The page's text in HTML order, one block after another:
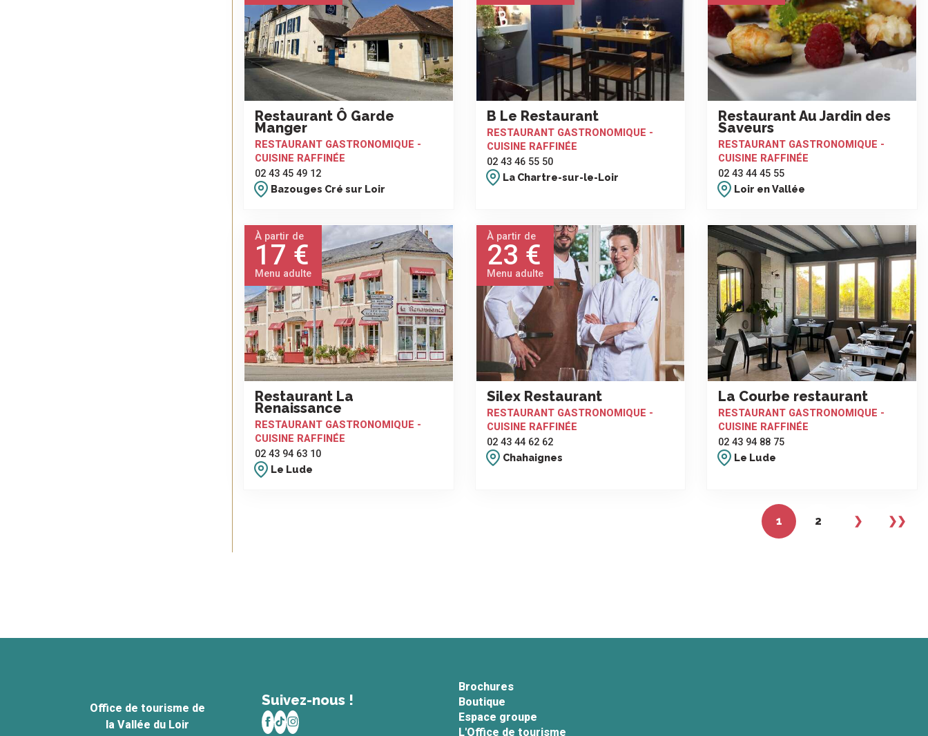
Restaurant Ô Garde
Manger
RESTAURANT GASTRONOMIQUE -
CUISINE RAFFINÉE
02 43 45 49 12
Bazouges Cré sur Loir
B Le Restaurant
RESTAURANT GASTRONOMIQUE -
CUISINE RAFFINÉE
02 43 46 55 50
La Chartre-sur-le-Loir
Restaurant Au Jardin des
Saveurs
RESTAURANT GASTRONOMIQUE -
CUISINE RAFFINÉE
02 43 44 45 55
Loir en Vallée
À partir de
17 €
Menu adulte
Restaurant La
Renaissance
RESTAURANT GASTRONOMIQUE -
CUISINE RAFFINÉE
02 43 94 63 10
Le Lude
À partir de
23 €
Menu adulte
Silex Restaurant
RESTAURANT GASTRONOMIQUE -
CUISINE RAFFINÉE
02 43 44 62 62
Chahaignes
La Courbe restaurant
RESTAURANT GASTRONOMIQUE -
CUISINE RAFFINÉE
02 43 94 88 75
Le Lude
1 2 ❯ ❯❯
Office de tourisme de
la Vallée du Loir
Suivez-nous !
Brochures
Boutique
Espace groupe
L'Office de tourisme